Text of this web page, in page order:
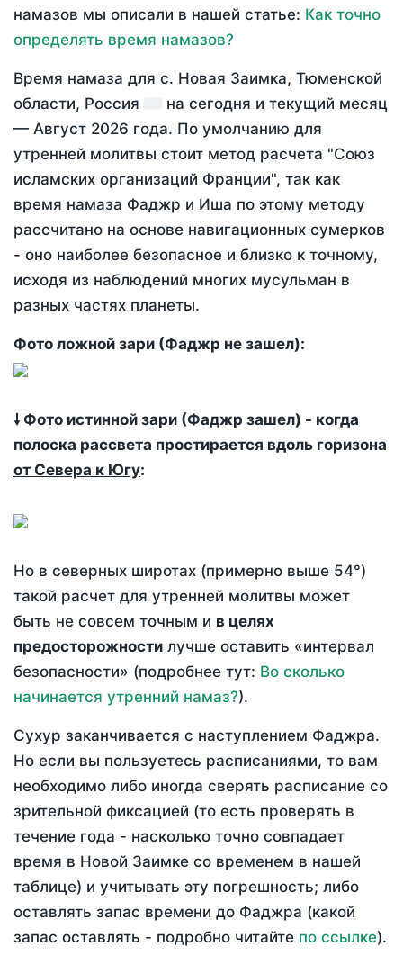
намазов мы описали в нашей статье: Как точно
определять время намазов?
Время намаза для с. Новая Заимка, Тюменской
области, Россия
на сегодня и текущий месяц
— Август 2026 года. По умолчанию для
утренней молитвы стоит метод расчета "Союз
исламских организаций Франции", так как
время намаза Фаджр и Иша по этому методу
рассчитано на основе навигационных сумерков
- оно наиболее безопасное и близко к точному,
исходя из наблюдений многих мусульман в
разных частях планеты.
Фото ложной зари (Фаджр не зашел):
🠗 Фото истинной зари (Фаджр зашел) - когда
полоска рассвета простирается вдоль горизона
от Севера к Югу:
Но в северных широтах (примерно выше 54°)
такой расчет для утренней молитвы может
быть не совсем точным и в целях
предосторожности лучше оставить «интервал
безопасности» (подробнее тут: Во сколько
начинается утренний намаз?).
Сухур заканчивается с наступлением Фаджра.
Но если вы пользуетесь расписаниями, то вам
необходимо либо иногда сверять расписание со
зрительной фиксацией (то есть проверять в
течение года - насколько точно совпадает
время в Новой Заимке со временем в нашей
таблице) и учитывать эту погрешность; либо
оставлять запас времени до Фаджра (какой
запас оставлять - подробно читайте по ссылке).